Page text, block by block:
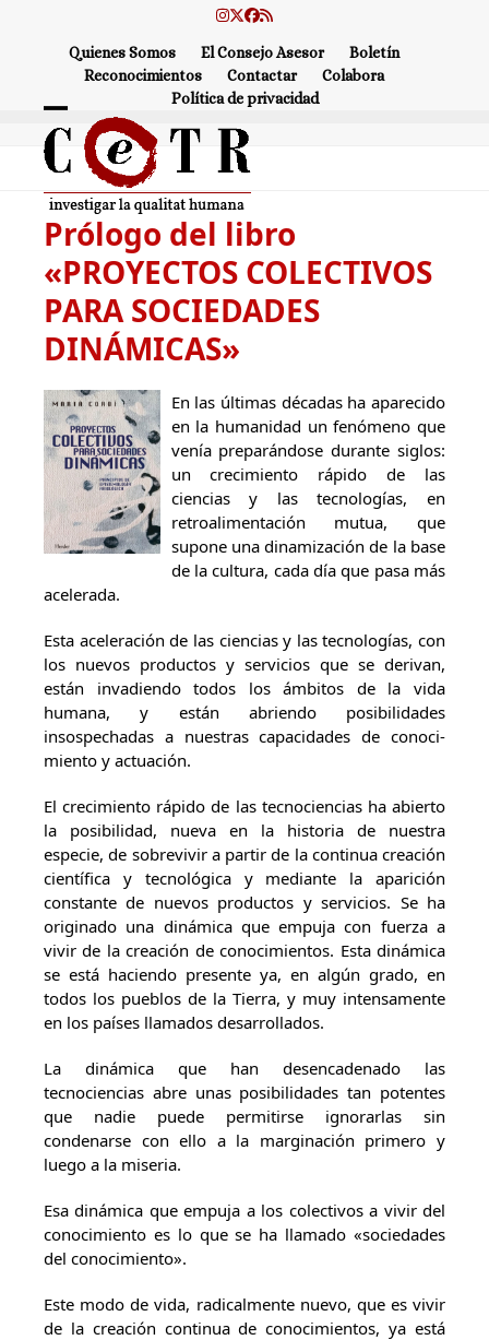
Instagram
Twitter
Facebook
RSS
Quienes Somos El Consejo Asesor
Boletín
Reconocimientos
Contactar
Colabora
Política de privacidad
Open
mobile
menu
Close
mobile
menu
Prólogo del libro
«PROYECTOS COLECTIVOS
PARA SOCIEDADES
DINÁMICAS»
En las últimas décadas ha aparecido
en la humanidad un fenómeno que
venía preparándose durante siglos:
un crecimiento rápido de las
ciencias y las tecno­logías, en
retroalimentación mutua, que
supone una dinamización de la base
de la cultura, cada día que pasa más
acelerada.
Esta aceleración de las ciencias y las tecnologías, con
los nuevos productos y servicios que se derivan,
están invadiendo todos los ámbitos de la vida
humana, y están abriendo posibilidades
insospechadas a nuestras capacidades de conoci­
miento y actuación.
El crecimiento rápido de las tecnociencias ha abierto
la posibilidad, nue­va en la historia de nuestra
especie, de sobrevivir a partir de la continua creación
científica y tecnológica y mediante la aparición
constante de nuevos productos y servicios. Se ha
originado una dinámica que empuja con fuerza a
vivir de la creación de conocimientos. Esta dinámica
se está haciendo presente ya, en algún grado, en
todos los pueblos de la Tierra, y muy intensamente
en los países lla­mados desarrollados.
La dinámica que han desencadenado las
tecnociencias abre unas posibilida­des tan potentes
que nadie puede permitirse ignorarlas sin
condenarse con ello a la marginación primero y
luego a la miseria.
Esa dinámica que empuja a los colectivos a vivir del
conocimiento es lo que se ha llamado «sociedades
del conocimiento».
Este modo de vida, radicalmente nuevo, que es vivir
de la creación continua de conocimientos, ya está